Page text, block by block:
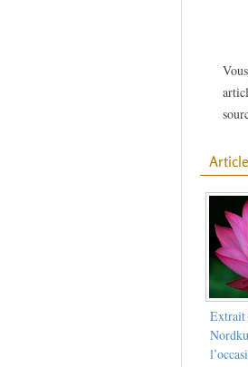
Extrait